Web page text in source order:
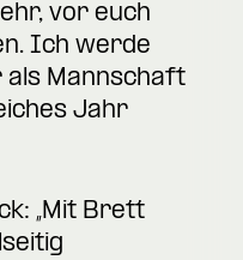
vor euch
Ich werde
als Mannschaft
Jahr
„Mit Brett